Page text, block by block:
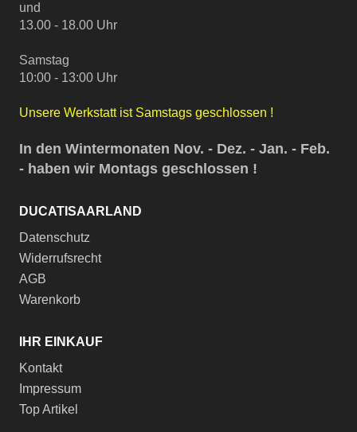
und
13.00 - 18.00 Uhr
Samstag
10:00 - 13:00 Uhr
Unsere Werkstatt ist Samstags geschlossen !
In den Wintermonaten Nov. - Dez. - Jan. - Feb.
- haben wir Montags geschlossen !
DUCATISAARLAND
Datenschutz
Widerrufsrecht
AGB
Warenkorb
IHR EINKAUF
Kontakt
Impressum
Top Artikel